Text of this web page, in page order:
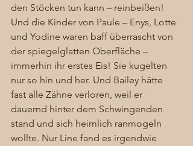
den Stöcken tun kann – reinbeißen!
Und die Kinder von Paule – Enys, Lotte
und Yodine waren baff überrascht von
der spiegelglatten Oberfläche –
immerhin ihr erstes Eis! Sie kugelten
nur so hin und her. Und Bailey hätte
fast alle Zähne verloren, weil er
dauernd hinter dem Schwingenden
stand und sich heimlich ranmogeln
wollte. Nur Line fand es irgendwie